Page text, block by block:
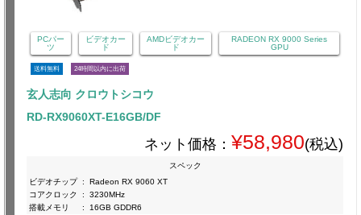
PCパー
ツ
ビデオカー
ド
AMDビデオカー
ド
RADEON RX 9000 Series
GPU
送料無料 24時間以内に出荷
玄人志向 クロウトシコウ
RD-RX9060XT-E16GB/DF
ネット価格： ¥58,980(税込)
スペック
ビデオチップ :
Radeon RX 9060 XT
コアクロック
:
3230MHz
搭載メモリ
: 16GB GDDR6